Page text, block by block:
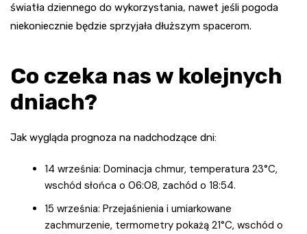
światła dziennego do wykorzystania, nawet jeśli pogoda
niekoniecznie będzie sprzyjała dłuższym spacerom.
Co czeka nas w kolejnych
dniach?
Jak wygląda prognoza na nadchodzące dni:
14 września: Dominacja chmur, temperatura 23°C,
wschód słońca o 06:08, zachód o 18:54.
15 września: Przejaśnienia i umiarkowane
zachmurzenie, termometry pokażą 21°C, wschód o